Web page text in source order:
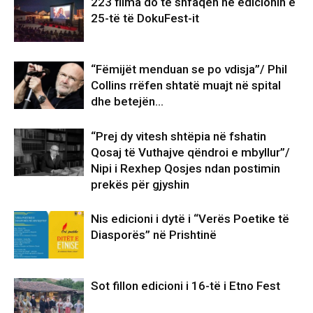
25-të të DokuFest-it
“Fëmijët menduan se po vdisja”/ Phil
Collins rrëfen shtatë muajt në spital
dhe betejën…
“Prej dy vitesh shtëpia në fshatin
Qosaj të Vuthajve qëndroi e mbyllur”/
Nipi i Rexhep Qosjes ndan postimin
prekës për gjyshin
Nis edicioni i dytë i “Verës Poetike të
Diasporës” në Prishtinë
Sot fillon edicioni i 16-të i Etno Fest